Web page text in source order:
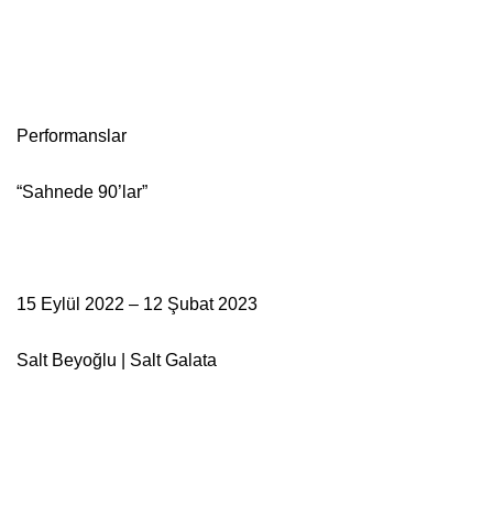
Performanslar
“Sahnede 90’lar”
15 Eylül 2022 – 12 Şubat 2023
Salt Beyoğlu | Salt Galata